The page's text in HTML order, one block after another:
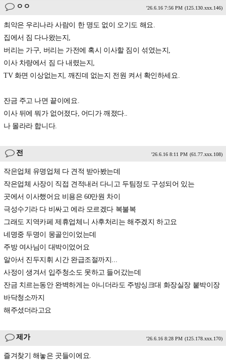
ㅇㅇ '26.6.16 7:56 PM (125.130.xxx.146)
최악은 우리나라 사람이 한 명도 없이 오기도 해요.
집에서 짐 다나왔는지,
버리는 가구, 버리는 가전에 혹시 이사할 짐이 섞였는지,
이사 차량에서 짐 다 내렸는지,
TV 화면 이상없는지, 깨진데 없는지 전원 켜서 확인하세요.
잔금 주고 나면 끝이에요.
이사 뒤에 뭐가 없어졌다, 어디가 깨졌다..
나 몰라라 합니다.
전 '26.6.16 8:11 PM (61.77.xxx.108)
작은업체 유명업체 다 견적 받아봤는데
작은업체 사장이 직접 견적내러 다니고 두팀정도 구성되어 있는
곳에서 이사했어요 비용은 60만원 차이
극성수기라 다 비싸고 에라 모르겠다 복불복
그래도 지역카페 제휴업체니 사후처리는 해주겠지 하고요
네명중 두명이 몽골인이었는데
주방 여사님이 대박이었어요
알아서 진두지휘 시간 완급조절까지...
사정이 생겨서 입주청소도 못하고 들어갔는데
잔금 치르는동안 완벽하게는 아니더라도 주방싱크대 화장실장 붙박이장
바닥청소까지
해주셨더라고요
제가 '26.6.16 8:28 PM (125.178.xxx.170)
즐겨찾기 해놓은 곳들이에요.